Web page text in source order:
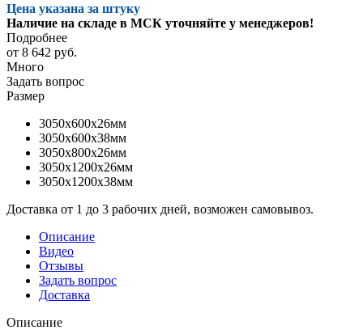
Цена указана за штуку
Наличие на складе в МСК уточняйте у менеджеров!
Подробнее
от 8 642 руб.
Много
Задать вопрос
Размер
3050x600x26мм
3050x600x38мм
3050x800x26мм
3050x1200x26мм
3050x1200x38мм
Доставка от 1 до 3 рабочих дней, возможен самовывоз.
Описание
Видео
Отзывы
Задать вопрос
Доставка
Описание